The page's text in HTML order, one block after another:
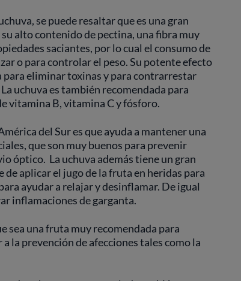
se puede resaltar que es una gran
alto contenido de pectina, una fibra muy
saciantes, por lo cual el consumo de
o para controlar el peso. Su potente efecto
eliminar toxinas y para contrarrestar
uchuva es también recomendada para
vitamina B, vitamina C y fósforo.
del Sur es que ayuda a mantener una
que son muy buenos para prevenir
óptico. La uchuva además tiene un gran
aplicar el jugo de la fruta en heridas para
ayudar a relajar y desinflamar. De igual
inflamaciones de garganta.
sea una fruta muy recomendada para
la prevención de afecciones tales como la